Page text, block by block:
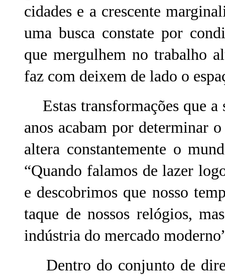
cidades e a crescente
uma busca constate por
que mergulhem no trabalho
faz com deixem de lado o
Estas transformações que a
anos acabam por determinar
altera constantemente o
“Quando falamos de lazer
e descobrimos que nosso
taque de nossos relógios,
indústria do mercado
Dentro do conjunto de